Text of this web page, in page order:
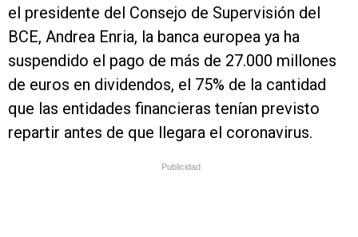
el presidente del Consejo de Supervisión del
BCE, Andrea Enria, la banca europea ya ha
suspendido el pago de más de 27.000 millones
de euros en dividendos, el 75% de la cantidad
que las entidades financieras tenían previsto
repartir antes de que llegara el coronavirus.
Publicidad